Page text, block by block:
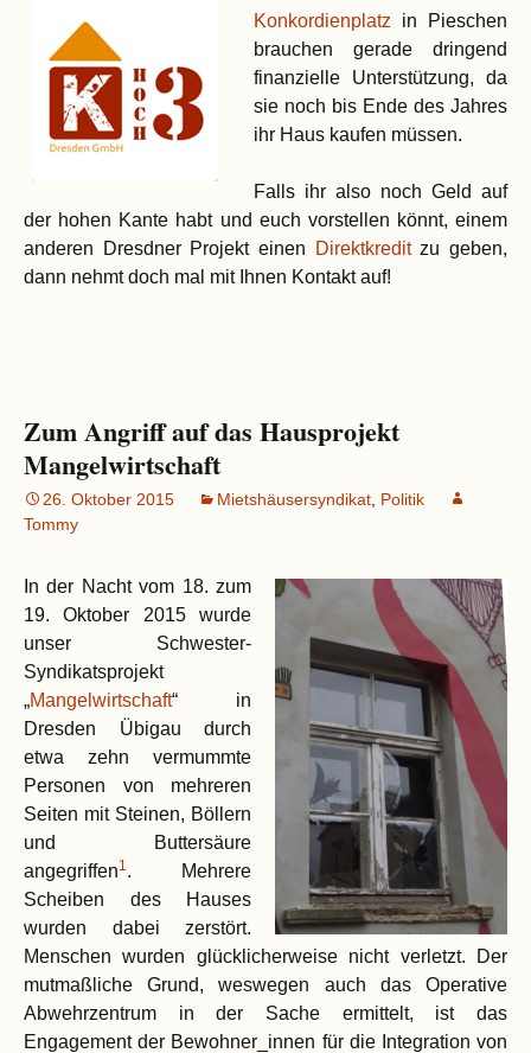
Konkordienplatz in Pieschen
brauchen gerade dringend
finanzielle Unterstützung, da
sie noch bis Ende des Jahres
ihr Haus kaufen müssen.
Falls ihr also noch Geld auf
der hohen Kante habt und euch vorstellen könnt, einem
anderen Dresdner Projekt einen
Direktkreditzu geben,
dann nehmt doch mal mit Ihnen Kontakt auf!
Zum Angriff auf das Hausprojekt
Mangelwirtschaft
26. Oktober 2015 Mietshäusersyndikat Politik
Tommy
In der Nacht vom 18. zum
19. Oktober 2015 wurde
unser Schwester-
Syndikatsprojekt
„Mangelwirtschaft“ in
Dresden Übigau durch
etwa zehn vermummte
Personen von mehreren
Seiten mit Steinen, Böllern
und Buttersäure
angegriffen1. Mehrere
Scheiben des Hauses
wurden dabei zerstört.
Menschen wurden glücklicherweise nicht verletzt. Der
mutmaßliche Grund, weswegen auch das Operative
Abwehrzentrum in der Sache ermittelt, ist das
Engagement der Bewohner_innen für die Integration von